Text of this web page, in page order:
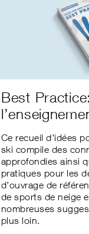
Best
Ce recueil d’idées
ski compile des
approfondies ainsi
pratiques pour les
d’ouvrage de
de sports de neige
nombreuses
plus loin.
Ce
produit
variations.
Les
options
peuvent
être
choisies
sur
la
page